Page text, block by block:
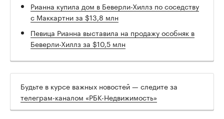
Рианна купила дом в Беверли-Хиллз по соседству
с Маккартни за $13,8 млн
Певица Рианна выставила на продажу особняк в
Беверли-Хиллз за $10,5 млн
Будьте в курсе важных новостей — следите за
телеграм-каналом «РБК-Недвижимость»